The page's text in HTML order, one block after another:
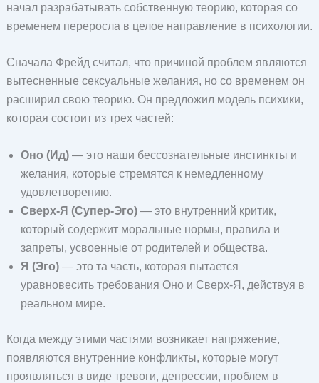
начал разрабатывать собственную теорию, которая со
временем переросла в целое направление в психологии.
Сначала Фрейд считал, что причиной проблем являются
вытесненные сексуальные желания, но со временем он
расширил свою теорию. Он предложил модель психики,
которая состоит из трех частей:
Оно (Ид)— это наши бессознательные инстинкты и
желания, которые стремятся к немедленному
удовлетворению.
Сверх-Я (Супер-Эго)— это внутренний критик,
который содержит моральные нормы, правила и
запреты, усвоенные от родителей и общества.
Я (Эго)— это та часть, которая пытается
уравновесить требования Оно и Сверх-Я, действуя в
реальном мире.
Когда между этими частями возникает напряжение,
появляются внутренние конфликты, которые могут
проявляться в виде тревоги, депрессии, проблем в